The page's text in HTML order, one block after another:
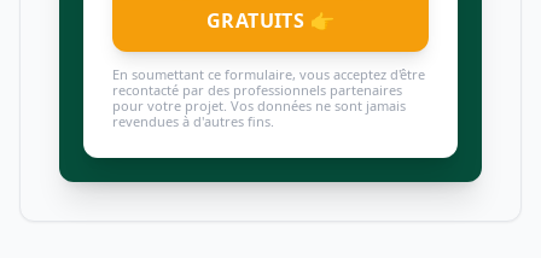
GRATUITS 👉
En soumettant ce formulaire, vous acceptez d'être
recontacté par des professionnels partenaires
pour votre projet. Vos données ne sont jamais
revendues à d'autres fins.